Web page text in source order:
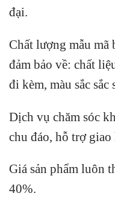
đại.
Chất lượng mẫu
đảm bảo về: chất
đi kèm, màu sắc
Dịch vụ chăm sóc
chu đáo, hỗ trợ
Giá sản phẩm luôn
40%.